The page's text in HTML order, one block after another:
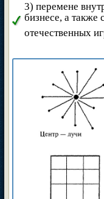
3) перемене
бизнесе, а также
отечественных